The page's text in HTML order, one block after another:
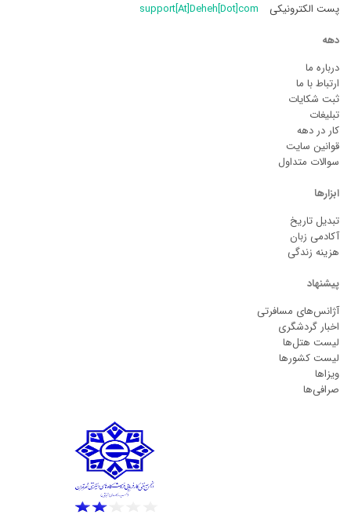
پست الکترونیکی
support[At]Deheh[Dot]com
دهه
درباره ما
ارتباط با ما
ثبت شکایات
تبلیغات
کار در دهه
قوانین سایت
سوالات متداول
ابزارها
تبدیل تاریخ
آکادمی زبان
هزینه زندگی
پیشنهاد
آژانس‌های مسافرتی
اخبار گردشگری
لیست هتل‌ها
لیست کشورها
ویزاها
صرافی‌ها